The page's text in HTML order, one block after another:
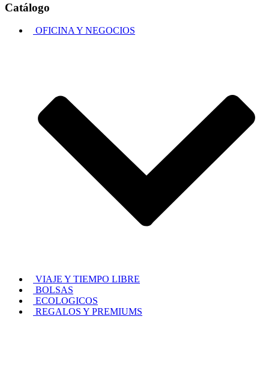
Catálogo
OFICINA Y NEGOCIOS
VIAJE Y TIEMPO LIBRE
BOLSAS
ECOLOGICOS
REGALOS Y PREMIUMS